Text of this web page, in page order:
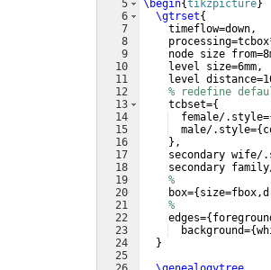
5
6
7
8
9
10
11
12
13
14
15
16
17
18
19
20
21
22
23
24
25
\begin{tikzpicture}
\gtrset{
node size
level
level
% redefine
    tcbset=
{
  female/.style=
  male/.style=
{
} ,
secondary wife/
secondary
%
    box=
{
%
    edges=
{
  background=
{
}